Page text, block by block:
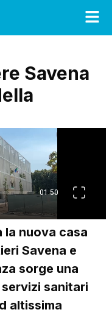
Savena
la nuova casa
Savena e
sorge una
sanitari
altissima